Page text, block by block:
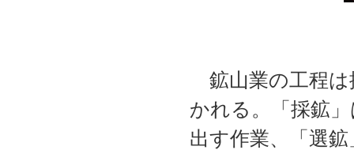
鉱山業の工程は
かれる。「採鉱
出す作業、「選